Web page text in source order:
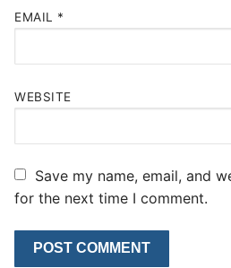
EMAIL *
WEBSITE
Save my name, email, and
for the next time I comment.